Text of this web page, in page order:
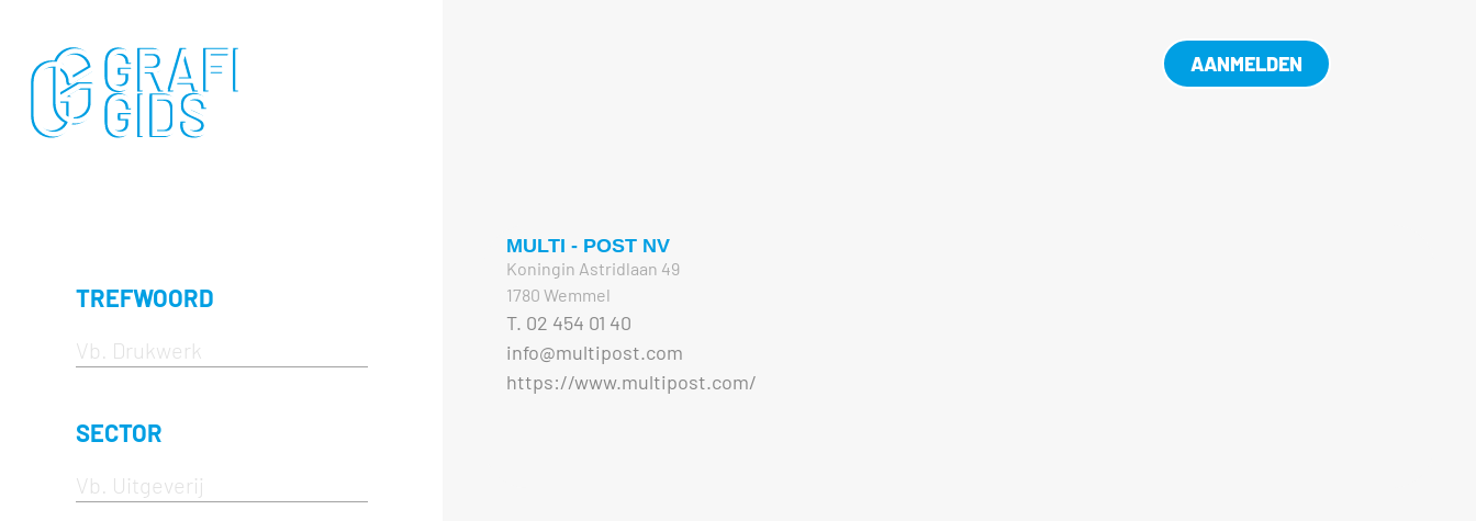
AANMELDEN
TREFWOORD
SECTOR
MULTI - POST NV
Koningin Astridlaan 49
1780 Wemmel
T. 02 454 01 40
info@multipost.com
https://www.multipost.com/